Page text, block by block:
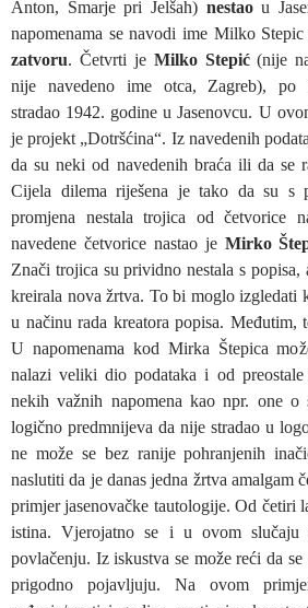
Anton, Šmarje pri Jelšah) nestaou
napomenama se navodi ime Milko
zatvoru. Četvrti je Milko Stepić(nije
nije navedeno ime otca, Zagreb), po
stradao 1942. godine u Jasenovcu. U
je projekt „Dotršćina“. Iz navedenih
da su neki od navedenih braća ili da se
Cijela dilema riješena je tako da su s
promjena nestala trojica od četvorice
navedene četvorice nastao je Mirko
Znači trojica su prividno nestala s popisa,
kreirala nova žrtva. To bi moglo izgledati
u načinu rada kreatora popisa. Međutim,
U napomenama kod Mirka Štepica
nalazi veliki dio podataka i od
nekih važnih napomena kao npr. one o
logično predmnijeva da nije stradao u
ne može se bez ranije pohranjenih
naslutiti da je danas jedna žrtva amalgam
primjer jasenovačke tautologije. Od četiri
istina. Vjerojatno se i u ovom slučaju
povlačenju. Iz iskustva se može reći da
prigodno pojavljuju. Na ovom